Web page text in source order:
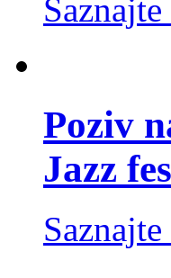
Poziv
Jazz